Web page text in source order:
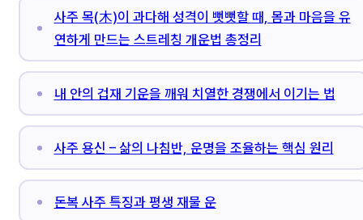
사주 목(木)이 과다해 성격이 뻣뻣할 때, 몸과 마음을 유
연하게 만드는 스트레칭 개운법 총정리
내 안의 겁재 기운을 깨워 치열한 경쟁에서 이기는 법
사주 용신 – 삶의 나침반, 운명을 조율하는 핵심 원리
돈복 사주 특징과 평생 재물 운